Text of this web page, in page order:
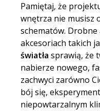
Pamiętaj, że
wnętrza nie musisz
schematów.
akcesoriach takich
światła sprawią, że
nabierze nowego,
zachwyci zarówno
bój się,
niepowtarzalnym